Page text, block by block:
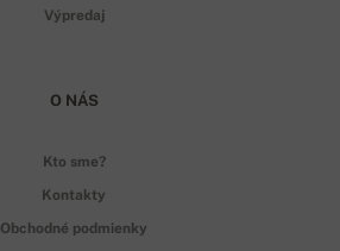
Výpredaj
O NÁS
Kto sme?
Kontakty
Obchodné podmienky